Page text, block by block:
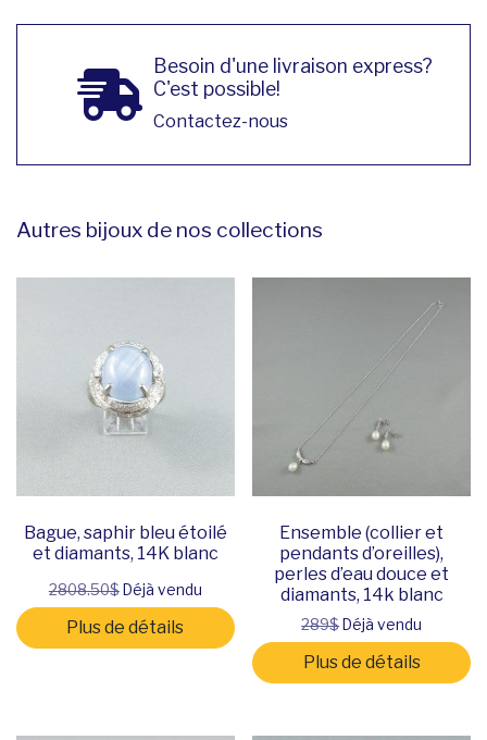
Besoin d'une livraison express?
C'est possible!
Contactez-nous
Autres bijoux de nos collections
Bague, saphir bleu étoilé
et diamants, 14K blanc
2808.50$Déjà vendu
Plus de détails
Ensemble (collier et
pendants d’oreilles),
perles d’eau douce et
diamants, 14k blanc
289$Déjà vendu
Plus de détails